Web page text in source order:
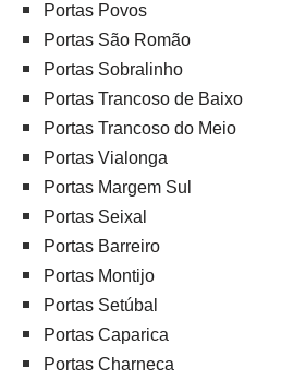
Portas Povos
Portas São Romão
Portas Sobralinho
Portas Trancoso de Baixo
Portas Trancoso do Meio
Portas Vialonga
Portas Margem Sul
Portas Seixal
Portas Barreiro
Portas Montijo
Portas Setúbal
Portas Caparica
Portas Charneca